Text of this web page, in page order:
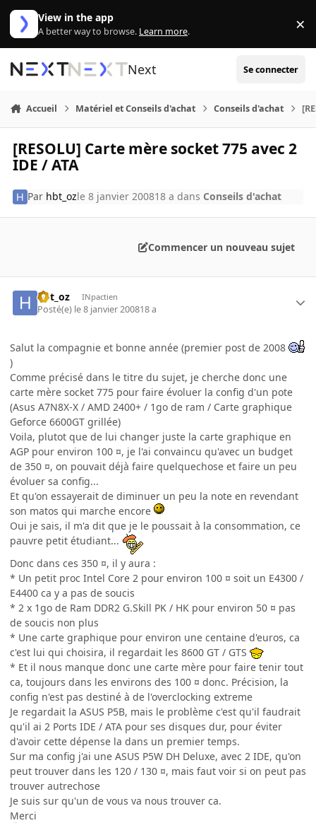
Aller au contenu
View in the app
A better way to browse. Learn more. ×
Next Se connecter
Accueil Matériel et Conseils d'achat Conseils d'achat
[RESOLU] Carte mère socket 775 avec 2
IDE / ATA
Par hbt_ozle 8 janvier 200818 a dans Conseils d'achat
Commencer un nouveau sujet
hbt_oz INpactien
Posté(e) le 8 janvier 200818 a
Salut la compagnie et bonne année (premier post de 2008
)
Comme précisé dans le titre du sujet, je cherche donc une
carte mère socket 775 pour faire évoluer la config d'un pote
(Asus A7N8X-X / AMD 2400+ / 1go de ram / Carte graphique
Geforce 6600GT grillée)
Voila, plutot que de lui changer juste la carte graphique en
AGP pour environ 100 ¤, je l'ai convaincu qu'avec un budget
de 350 ¤, on pouvait déjà faire quelquechose et faire un peu
évoluer sa config...
Et qu'on essayerait de diminuer un peu la note en revendant
son matos qui marche encore
Oui je sais, il m'a dit que je le poussait à la consommation, ce
pauvre petit étudiant...
Donc dans ces 350 ¤, il y aura :
* Un petit proc Intel Core 2 pour environ 100 ¤ soit un E4300 /
E4400 ca y a pas de soucis
* 2 x 1go de Ram DDR2 G.Skill PK / HK pour environ 50 ¤ pas
de soucis non plus
* Une carte graphique pour environ une centaine d'euros, ca
c'est lui qui choisira, il regardait les 8600 GT / GTS
* Et il nous manque donc une carte mère pour faire tenir tout
ca, toujours dans les environs des 100 ¤ donc. Précision, la
config n'est pas destiné à de l'overclocking extreme
Je regardait la ASUS P5B, mais le problème c'est qu'il faudrait
qu'il ai 2 Ports IDE / ATA pour ses disques dur, pour éviter
d'avoir cette dépense la dans un premier temps.
Sur ma config j'ai une ASUS P5W DH Deluxe, avec 2 IDE, qu'on
peut trouver dans les 120 / 130 ¤, mais faut voir si on peut pas
trouver autrechose
Je suis sur qu'un de vous va nous trouver ca.
Merci